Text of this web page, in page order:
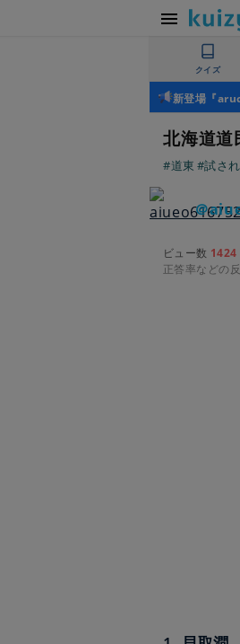
クイズ
新登場『
北海道道
#道東 #試さ
＠
ビュー数 1424
正答率などの